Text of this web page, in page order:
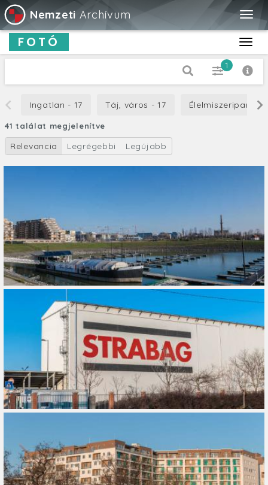
Nemzeti Archívum
FOTÓ
1
Dátum típus
-tól
-ig
Leírás
Orientáció
Összes
Gyűjtemény
Összes
Összes
Ingyenes
Légifelvétel
10 évnél régebbiek
Fotós(ok)
Szerepel
Hozzáad
Szűrő törlése
Ingatlan - 17 Táj, város - 17 Élelmiszeripar - 17
41 találat megjelenítve
Relevancia Legrégebbi Legújabb